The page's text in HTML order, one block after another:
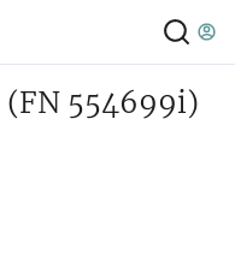
(FN 554699i)